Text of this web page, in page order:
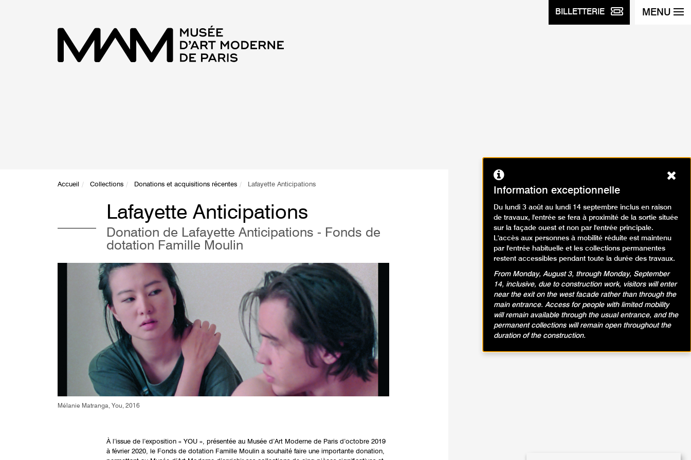
BILLETTERIE MENU
Accueil Collections Donations et acquisitions récentes Lafayette Anticipations
Lafayette Anticipations
Donation de Lafayette Anticipations - Fonds de
dotation Famille Moulin
Mélanie Matranga, You, 2016
À l’issue de l’exposition « YOU », présentée au Musée d’Art Moderne de Paris d’octobre 2019
à février 2020, le Fonds de dotation Famille Moulin a souhaité faire une importante donation,
Information exceptionnelle
Du lundi 3 août au lundi 14 septembre inclus en raison
de travaux, l'entrée se fera à proximité de la sortie située
sur la façade ouest et non par l'entrée principale.
L'accès aux personnes à mobilité réduite est maintenu
par l'entrée habituelle et les collections permanentes
restent accessibles pendant toute la durée des travaux.
From Monday, August 3, through Monday, September
14, inclusive, due to construction work, visitors will enter
near the exit on the west facade rather than through the
main entrance. Access for people with limited mobility
will remain available through the usual entrance, and the
permanent collections will remain open throughout the
duration of the construction.